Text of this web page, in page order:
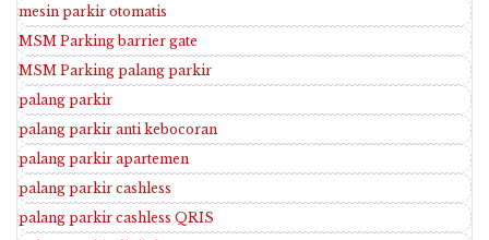
mesin parkir otomatis
MSM Parking barrier gate
MSM Parking palang parkir
palang parkir
palang parkir anti kebocoran
palang parkir apartemen
palang parkir cashless
palang parkir cashless QRIS